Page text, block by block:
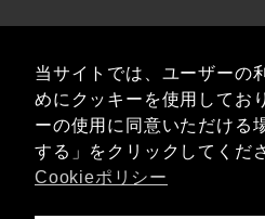
プライバシ
当サイトでは、ユーザーの
めにクッキーを使用してお
ーの使用に同意いただける
する」をクリックしてくだ
Cookieポリシー